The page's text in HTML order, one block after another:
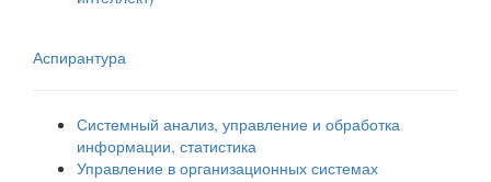
Аспирантура
Системный анализ, управление и обработка
информации, статистика
Управление в организационных системах